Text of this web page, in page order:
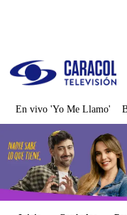
En vivo 'Yo Me Llamo'